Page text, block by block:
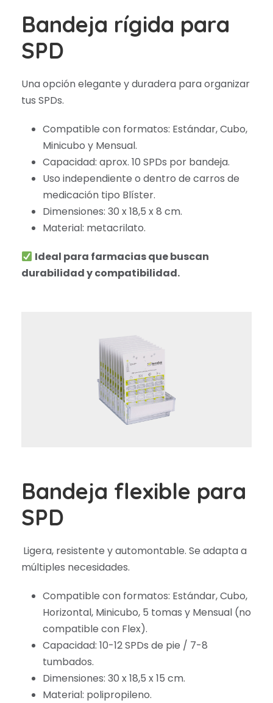
Bandeja rígida para
SPD
Una opción elegante y duradera para organizar
tus SPDs.
Compatible con formatos: Estándar, Cubo,
Minicubo y Mensual.
Capacidad: aprox. 10 SPDs por bandeja.
Uso independiente o dentro de carros de
medicación tipo Blíster.
Dimensiones: 30 x 18,5 x 8 cm.
Material: metacrilato.
Ideal para farmacias que buscan
durabilidad y compatibilidad.
Bandeja flexible para
SPD
Ligera, resistente y automontable. Se adapta a
múltiples necesidades.
Compatible con formatos: Estándar, Cubo,
Horizontal, Minicubo, 5 tomas y Mensual (no
compatible con Flex).
Capacidad: 10-12 SPDs de pie / 7-8
tumbados.
Dimensiones: 30 x 18,5 x 15 cm.
Material: polipropileno.